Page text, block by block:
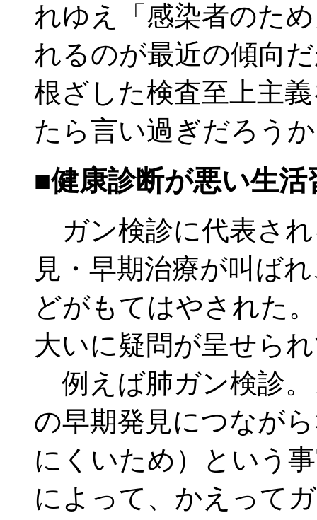
れゆえ「感染者のた
れるのが最近の傾向
根ざした検査至上主
たら言い過ぎだろう
■健康診断が悪い生活
ガン検診に代表さ
見・早期治療が叫ば
どがもてはやされた
大いに疑問が呈せら
例えば肺ガン検診
の早期発見につなが
にくいため）という
によって、かえって